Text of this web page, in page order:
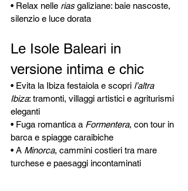
• Relax nelle rias galiziane: baie nascoste,
silenzio e luce dorata
Le Isole Baleari in
versione intima e chic
• Evita la Ibiza festaiola e scopri l’altra
Ibiza: tramonti, villaggi artistici e agriturismi
eleganti
• Fuga romantica a Formentera, con tour in
barca e spiagge caraibiche
• A Minorca, cammini costieri tra mare
turchese e paesaggi incontaminati